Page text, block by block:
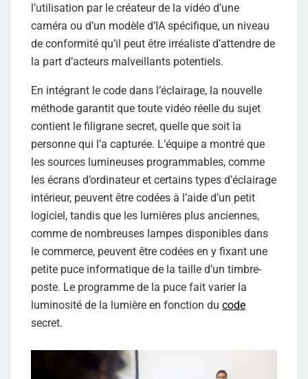
l’utilisation par le créateur de la vidéo d’une
caméra ou d’un modèle d’IA spécifique, un niveau
de conformité qu’il peut être irréaliste d’attendre de
la part d’acteurs malveillants potentiels.
En intégrant le code dans l’éclairage, la nouvelle
méthode garantit que toute vidéo réelle du sujet
contient le filigrane secret, quelle que soit la
personne qui l’a capturée. L’équipe a montré que
les sources lumineuses programmables, comme
les écrans d’ordinateur et certains types d’éclairage
intérieur, peuvent être codées à l’aide d’un petit
logiciel, tandis que les lumières plus anciennes,
comme de nombreuses lampes disponibles dans
le commerce, peuvent être codées en y fixant une
petite puce informatique de la taille d’un timbre-
poste. Le programme de la puce fait varier la
luminosité de la lumière en fonction du code
secret.